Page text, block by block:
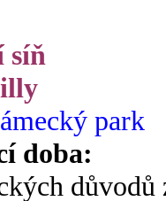
síň
park
doba:
důvodů